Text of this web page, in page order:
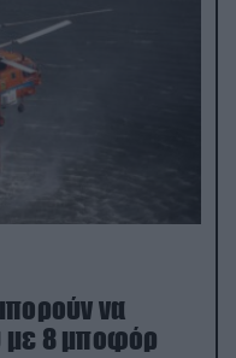
να
με 8 μποφόρ